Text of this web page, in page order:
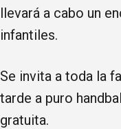
llevará a cabo un
infantiles.
Se invita a toda la
tarde a puro
gratuita.